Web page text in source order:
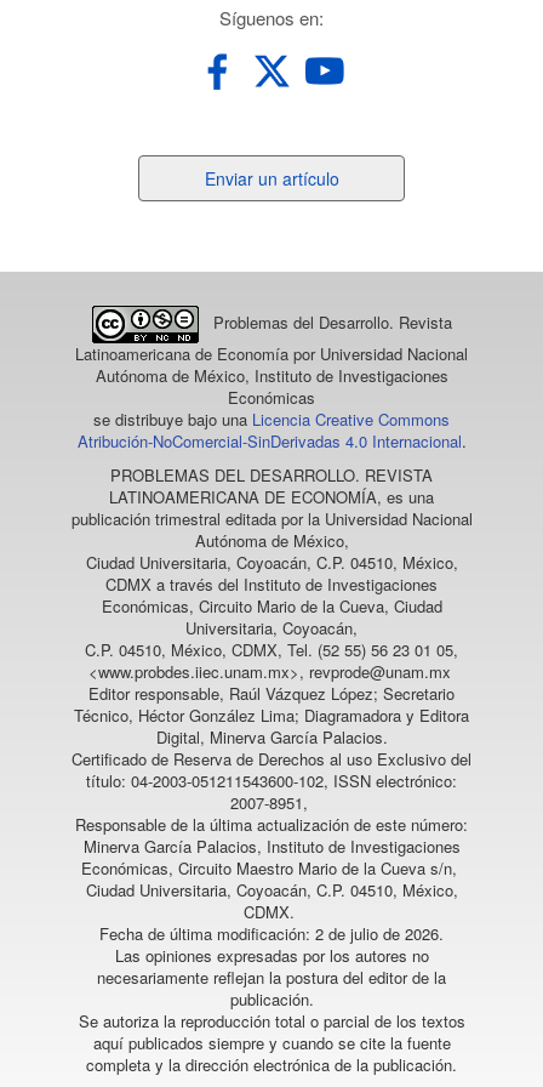
perspectivas de los estudiantes universitarios de Perú.
10.52080/rvgluz.29.107.8
El gas natural como un recurso estratégico para la
garantía de la seguridad energética: Colombia en la
10.25062/2955-0289.4808
Irene Sánchez González, Francisco Benítez Luzuriaga, Ana
Moscoso Parra, Manuel Muñoz Suarez (2020)
Desarrollo sostenible en las Mipymes de Ecuador y su
impacto en el consumidor. Cumbres, 6(1), 33.
10.48190/cumbres.v6n1a3
Josemanuel Luna Nemecio (2024)
La genealogía de la narrativa oficial del cambio
climático como instrumento geopolítico de
subsunción del mundo por el capital. Religación, 9(43),
10.46652/rgn.v9i43.1324
Liz Danitza Quispe Baca, Edith Jessica Ingaluque Condori,
Karen Yosio Mamani Monrroy (2022)
Impuesto al consumo de bolsas de plástico: Análisis
de su aplicación en tres supermercados, región de
Puno, 2021. Economía & Negocios, 4(2), 212.
10.33326/27086062.2022.2.1455
Erika Velasquez Chacon (2022)
Mypes y sostenibilidad en tiempos de pandemia en
VISUAL REVIEW. International Visual
Culture Review / Revista Internacional de Cultura Visual,
10(4), 1.
10.37467/revvisual.v9.3624
Síguenos en:
un
Enviar un artículo
Problemas del Desarrollo. Revista
Latinoamericana de Economía por Universidad Nacional
Autónoma de México, Instituto de Investigaciones
Económicas
se distribuye bajo una Licencia Creative Commons
Atribución-NoComercial-SinDerivadas 4.0 Internacional.
PROBLEMAS DEL DESARROLLO. REVISTA
LATINOAMERICANA DE ECONOMÍA, es una
publicación trimestral editada por la Universidad Nacional
Autónoma de México,
Ciudad Universitaria, Coyoacán, C.P. 04510, México,
CDMX a través del Instituto de Investigaciones
Económicas, Circuito Mario de la Cueva, Ciudad
Universitaria, Coyoacán,
C.P. 04510, México, CDMX, Tel. (52 55) 56 23 01 05,
<www.probdes.iiec.unam.mx>, revprode@unam.mx
Editor responsable, Raúl Vázquez López; Secretario
Técnico, Héctor González Lima; Diagramadora y Editora
Digital, Minerva García Palacios.
Certificado de Reserva de Derechos al uso Exclusivo del
título: 04-2003-051211543600-102, ISSN electrónico:
2007-8951,
Responsable de la última actualización de este número:
Minerva García Palacios, Instituto de Investigaciones
Económicas, Circuito Maestro Mario de la Cueva s/n,
Ciudad Universitaria, Coyoacán, C.P. 04510, México,
CDMX.
Fecha de última modificación: 2 de julio de 2026.
Las opiniones expresadas por los autores no
necesariamente reflejan la postura del editor de la
publicación.
Se autoriza la reproducción total o parcial de los textos
aquí publicados siempre y cuando se cite la fuente
completa y la dirección electrónica de la publicación.